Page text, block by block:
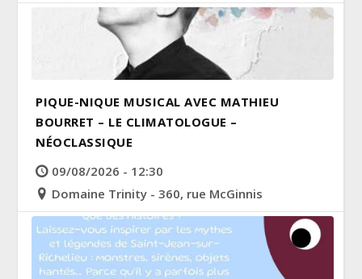
PIQUE-NIQUE MUSICAL AVEC MATHIEU
BOURRET – LE CLIMATOLOGUE –
NÉOCLASSIQUE
09/08/2026 - 12:30
Domaine Trinity - 360, rue McGinnis